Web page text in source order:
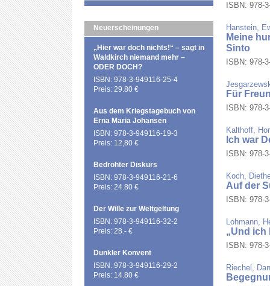
Neuerscheinungen
„Hier war doch nichts!“ – sagt in
Waldkirch niemand mehr –
ODER DOCH?
ISBN: 978-3-949116-25-4
Preis: 29.80 €
Aus dem Kriegstagebuch von
Erna Maria Johansen
ISBN: 978-3-949116-19-3
Preis: 12,80 €
Bedrohter Diskurs
ISBN: 978-3-949116-21-6
Preis: 24.80 €
Der Wille zur Weltgeltung
ISBN: 978-3-949116-32-2
Preis: 28.- €
Dunkler Konvent
ISBN: 978-3-949116-29-2
Preis: 14.80 €
ISBN: 978-
Hanstein,
Meine
Sinto
ISBN: 978-
Für
ISBN: 978-
Kalthoff,
Ich war
ISBN: 978-
Koch,
Auf der
ISBN: 978-
Lohmann,
„Und ich
ISBN: 978-
Riechel,